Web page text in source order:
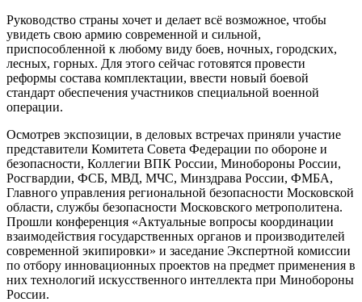
Руководство страны хочет и делает всё возможное, чтобы
увидеть свою армию современной и сильной,
приспособленной к любому виду боев, ночных, городских,
лесных, горных. Для этого сейчас готовятся провести
реформы состава комплектации, ввести новый боевой
стандарт обеспечения участников специальной военной
операции.
Осмотрев экспозиции, в деловых встречах приняли участие
представители Комитета Совета Федерации по обороне и
безопасности, Коллегии ВПК России, Минобороны России,
Росгвардии, ФСБ, МВД, МЧС, Минздрава России, ФМБА,
Главного управления региональной безопасности Московской
области, службы безопасности Московского метрополитена.
Прошли конференция «Актуальные вопросы координации
взаимодействия государственных органов и производителей
современной экипировки» и заседание Экспертной комиссии
по отбору инновационных проектов на предмет применения в
них технологий искусственного интеллекта при Минобороны
России.